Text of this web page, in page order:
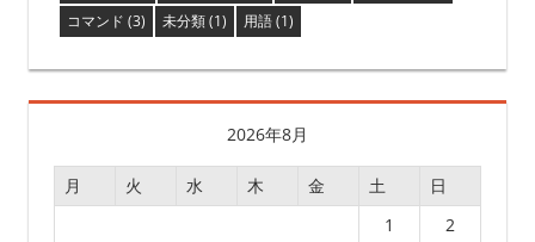
コマンド (3) 未分類(1) 用語(1)
2026年8月
月 火 水 木 金 土 日
1
2